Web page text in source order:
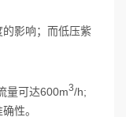
影响；而低压紫
量可达600m3/h;
性。